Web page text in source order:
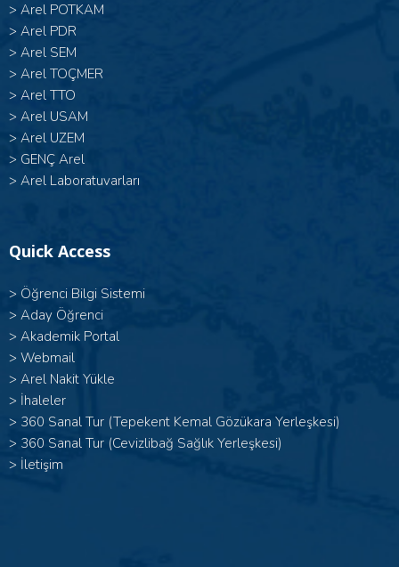
> Arel POTKAM
> Arel PDR
> Arel SEM
> Arel TOÇMER
> Arel TTO
> Arel USAM
> Arel UZEM
> GENÇ Arel
> Arel Laboratuvarları
Quick Access
> Öğrenci Bilgi Sistemi
> Aday Öğrenci
> Akademik Portal
> Webmail
> Arel Nakit Yükle
> İhaleler
> 360 Sanal Tur (Tepekent Kemal Gözükara Yerleşkesi)
> 360 Sanal Tur (Cevizlibağ Sağlık Yerleşkesi)
> İletişim